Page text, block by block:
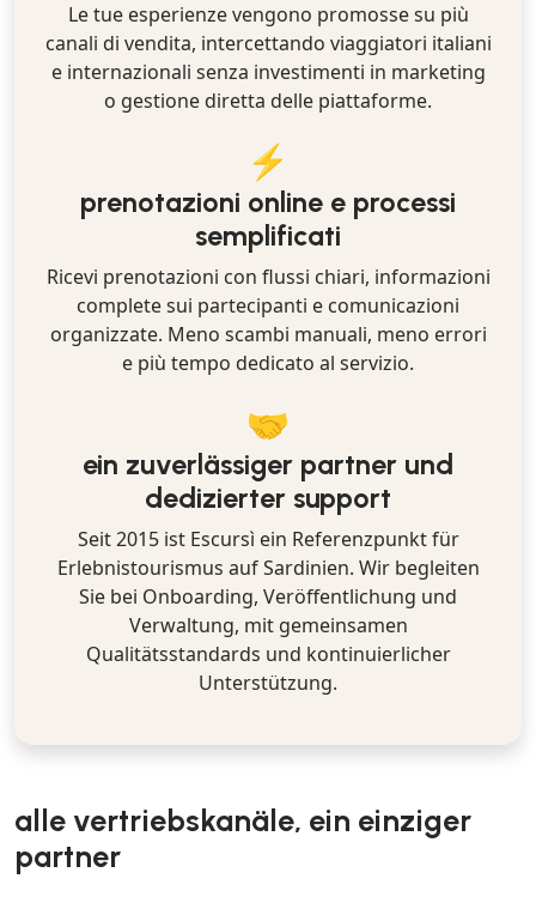
Le tue esperienze vengono promosse su più
canali di vendita, intercettando viaggiatori italiani
e internazionali senza investimenti in marketing
o gestione diretta delle piattaforme.
⚡
prenotazioni online e processi
semplificati
Ricevi prenotazioni con flussi chiari, informazioni
complete sui partecipanti e comunicazioni
organizzate. Meno scambi manuali, meno errori
e più tempo dedicato al servizio.
🤝
ein zuverlässiger partner und
dedizierter support
Seit 2015 ist Escursì ein Referenzpunkt für
Erlebnistourismus auf Sardinien. Wir begleiten
Sie bei Onboarding, Veröffentlichung und
Verwaltung, mit gemeinsamen
Qualitätsstandards und kontinuierlicher
Unterstützung.
alle vertriebskanäle, ein einziger
partner